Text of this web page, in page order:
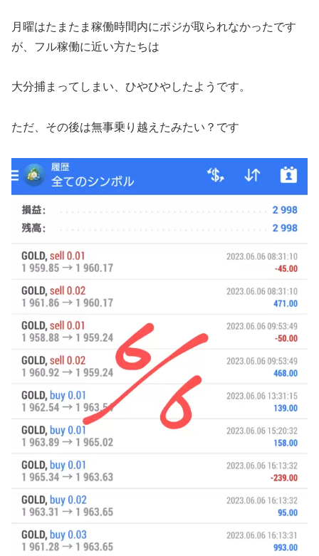
月曜はたまたま稼働時間内にポジが取られなかったです
が、フル稼働に近い方たちは
大分捕まってしまい、ひやひやしたようです。
ただ、その後は無事乗り越えたみたい？です